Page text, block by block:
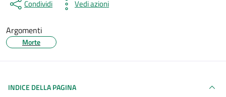
Condividi Vedi azioni
Argomenti
Morte
INDICE DELLA PAGINA